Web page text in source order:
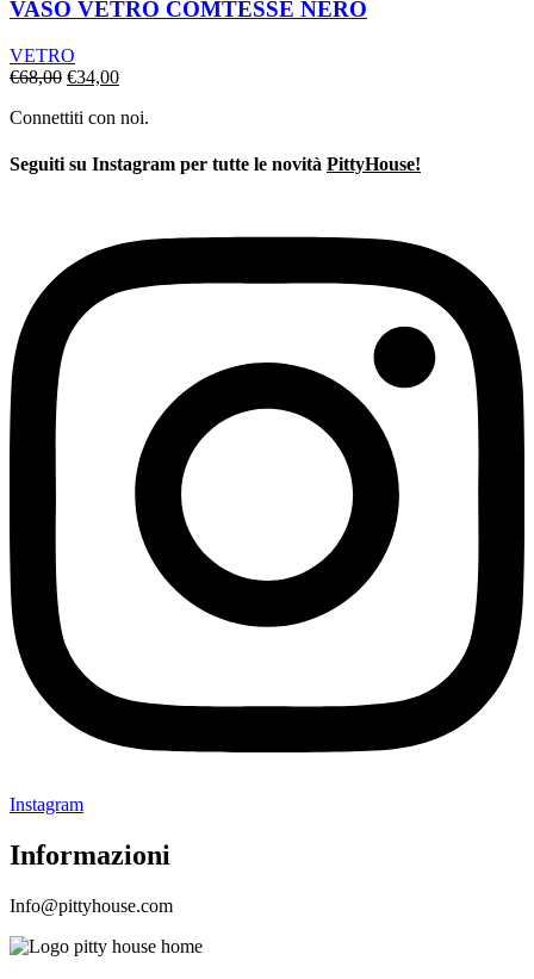
VASO VETRO COMTESSE NERO
VETRO
€68,00 Il
originale
€68,00.
€34,00Il
attuale
€34,00.
Connettiti con noi.
Seguiti su Instagram per tutte le novità PittyHouse!
Instagram
Informazioni
Info@pittyhouse.com